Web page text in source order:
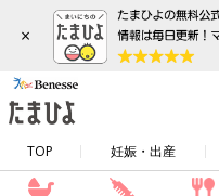
×
TOP 妊娠・出産